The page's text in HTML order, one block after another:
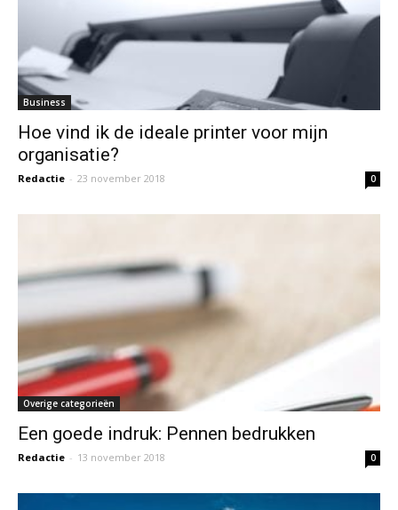
Business
Hoe vind ik de ideale printer voor mijn
organisatie?
Redactie - 23 november 2018 0
Overige categorieën
Een goede indruk: Pennen bedrukken
Redactie - 13 november 2018 0